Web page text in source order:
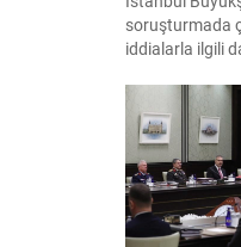
soruşturmada
iddialarla ilgili
sanıkların
değerlendirdi.
Ekrem
hakkında
karar verildi.
Soruşturma